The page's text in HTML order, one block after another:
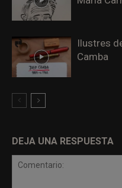
Ilustres
Camba
DEJA UNA RESPUESTA